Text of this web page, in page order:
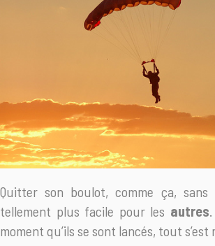
Quitter son boulot, comme ça, sans
tellement plus facile pour les autres
moment qu’ils se sont lancés, tout s’est